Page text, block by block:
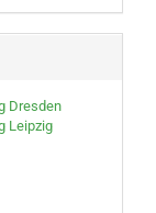
Dresden
Leipzig